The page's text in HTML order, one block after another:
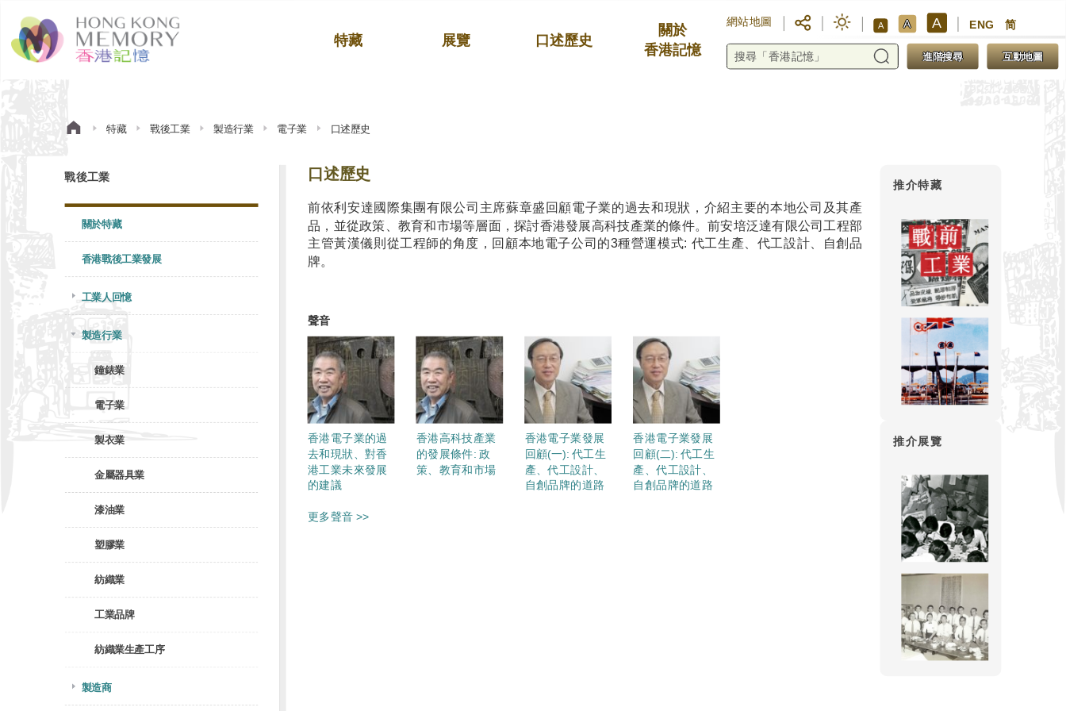
特藏 展覽 口述歷史
關於
香港記憶
網站地圖 A A A ENG 简
進階搜尋 互動地圖
特藏 戰後工業 製造行業 電子業 口述歷史
戰後工業
關於特藏
香港戰後工業發展
工業人回憶
製造行業
鐘錶業
電子業
製衣業
金屬器具業
漆油業
塑膠業
紡織業
工業品牌
紡織業生產工序
製造商
口述歷史
前依利安達國際集團有限公司主席蘇章盛回顧電子業的過去和現狀，介紹主要的本地公司及其產
品，並從政策、教育和市場等層面，探討香港發展高科技產業的條件。前安培泛達有限公司工程部
主管黃漢儀則從工程師的角度，回顧本地電子公司的3種營運模式: 代工生產、代工設計、自創品
牌。
聲音
香港電子業的過
去和現狀、對香
港工業未來發展
的建議
香港高科技產業
的發展條件: 政
策、教育和市場
香港電子業發展
回顧(一): 代工生
產、代工設計、
自創品牌的道路
香港電子業發展
回顧(二): 代工生
產、代工設計、
自創品牌的道路
更多聲音 >>
推介特藏
推介展覽